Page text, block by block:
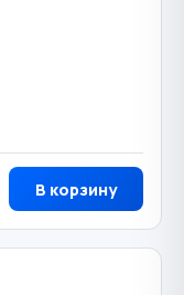
В корзину